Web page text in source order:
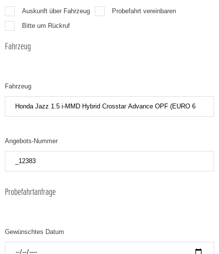
Auskunft über Fahrzeug
Probefahrt vereinbaren
Bitte um Rückruf
Fahrzeug
Fahrzeug
Angebots-Nummer
Probefahrtanfrage
Gewünschtes Datum